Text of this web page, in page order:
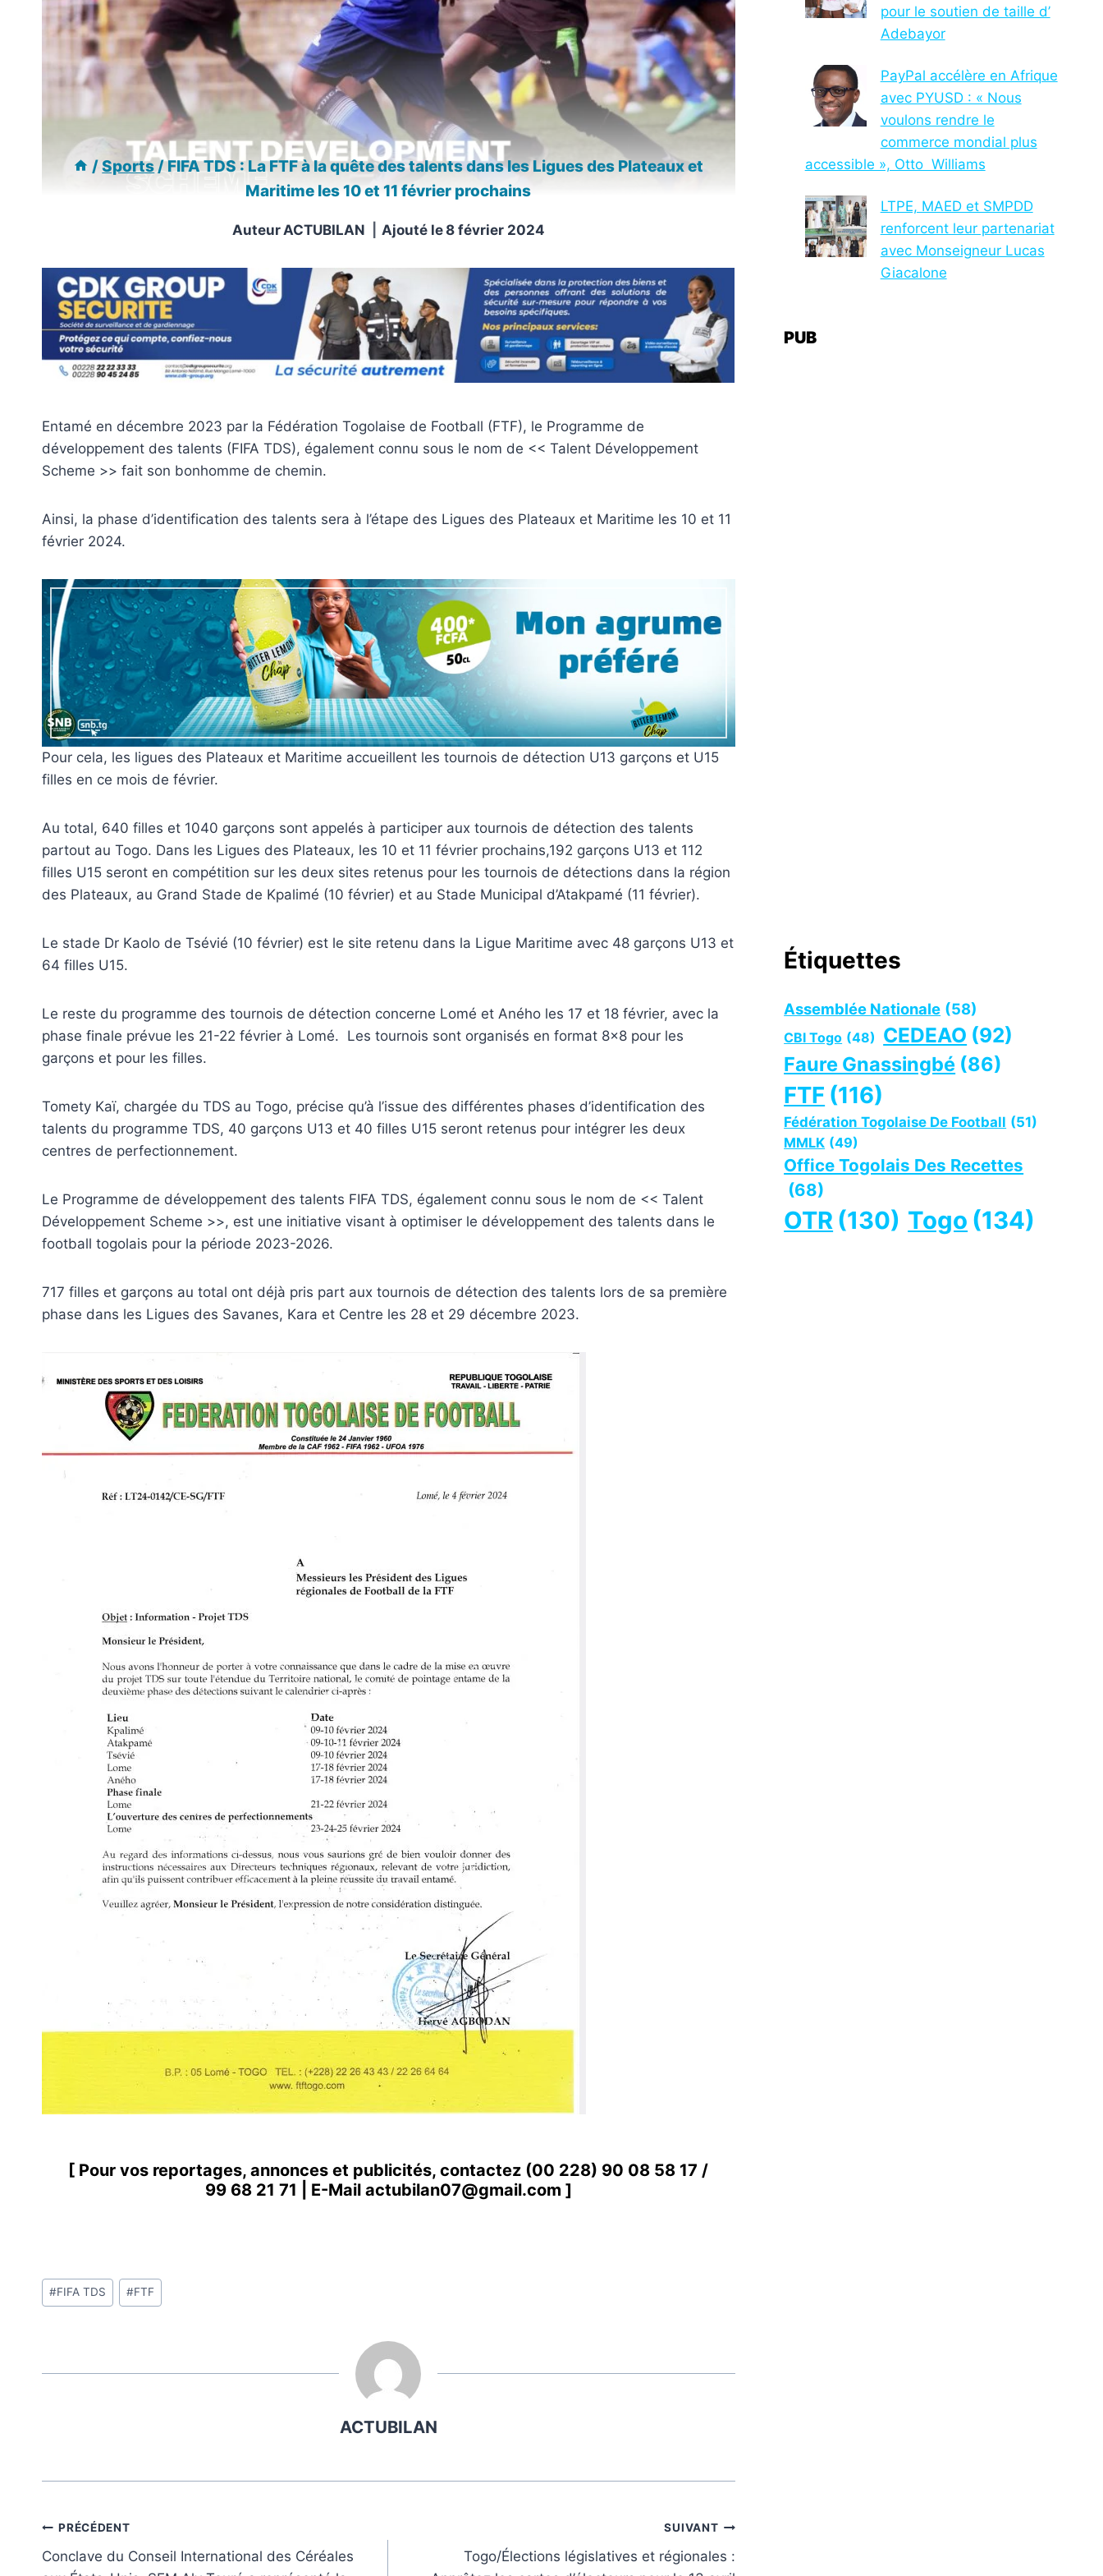
/Sports / FIFA TDS : La FTF à la quête des talents dans les Ligues des Plateaux et
Maritime les 10 et 11 février prochains
AuteurACTUBILAN Ajouté le8 février 2024
Entamé en décembre 2023 par la Fédération Togolaise de Football (FTF), le Programme de
développement des talents (FIFA TDS), également connu sous le nom de << Talent Développement
Scheme >> fait son bonhomme de chemin.
Ainsi, la phase d’identification des talents sera à l’étape des Ligues des Plateaux et Maritime les 10 et 11
février 2024.
Pour cela, les ligues des Plateaux et Maritime accueillent les tournois de détection U13 garçons et U15
filles en ce mois de février.
Au total, 640 filles et 1040 garçons sont appelés à participer aux tournois de détection des talents
partout au Togo. Dans les Ligues des Plateaux, les 10 et 11 février prochains,192 garçons U13 et 112
filles U15 seront en compétition sur les deux sites retenus pour les tournois de détections dans la région
des Plateaux, au Grand Stade de Kpalimé (10 février) et au Stade Municipal d’Atakpamé (11 février).
Le stade Dr Kaolo de Tsévié (10 février) est le site retenu dans la Ligue Maritime avec 48 garçons U13 et
64 filles U15.
Le reste du programme des tournois de détection concerne Lomé et Aného les 17 et 18 février, avec la
phase finale prévue les 21-22 février à Lomé. Les tournois sont organisés en format 8×8 pour les
garçons et pour les filles.
Tomety Kaï, chargée du TDS au Togo, précise qu’à l’issue des différentes phases d’identification des
talents du programme TDS, 40 garçons U13 et 40 filles U15 seront retenus pour intégrer les deux
centres de perfectionnement.
Le Programme de développement des talents FIFA TDS, également connu sous le nom de << Talent
Développement Scheme >>, est une initiative visant à optimiser le développement des talents dans le
football togolais pour la période 2023-2026.
717 filles et garçons au total ont déjà pris part aux tournois de détection des talents lors de sa première
phase dans les Ligues des Savanes, Kara et Centre les 28 et 29 décembre 2023.
[ Pour vos reportages, annonces et publicités, contactez (00 228) 90 08 58 17 /
99 68 21 71 | E-Mail actubilan07@gmail.com ]
Étiquettes
de
#FIFA TDS #FTF
ACTUBILAN
Navigation
de
PRÉCÉDENT
Conclave du Conseil International des Céréales
SUIVANT
Togo/Élections législatives et régionales :
pour le soutien de taille d’
Adebayor
PayPal accélère en Afrique
avec PYUSD : « Nous
voulons rendre le
commerce mondial plus
accessible », Otto Williams
LTPE, MAED et SMPDD
renforcent leur partenariat
avec Monseigneur Lucas
Giacalone
PUB
Étiquettes
Assemblée Nationale (58)
CBI Togo (48) CEDEAO (92)
Faure Gnassingbé (86)
FTF (116)
Fédération Togolaise De Football (51)
MMLK (49)
Office Togolais Des Recettes
(68)
OTR (130) Togo (134)